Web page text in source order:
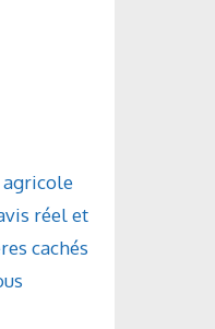
agricole
réel et
cachés